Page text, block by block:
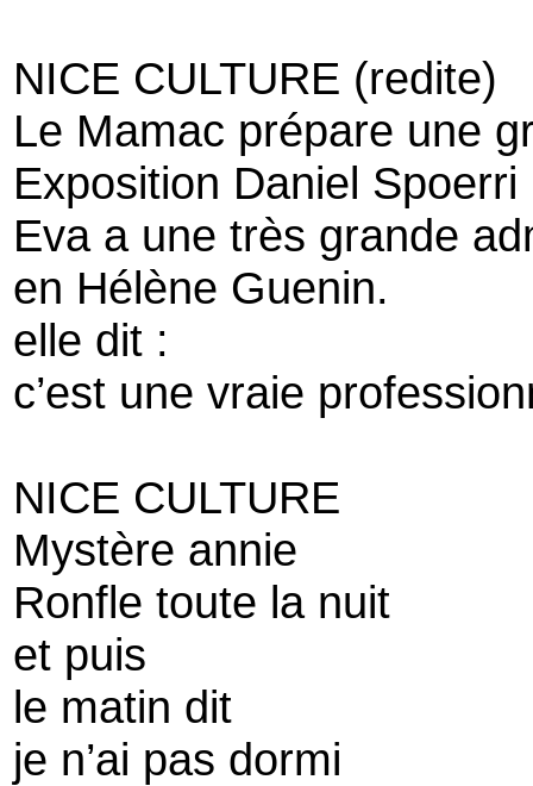
NICE CULTURE (redite)
Le Mamac prépare une
Exposition Daniel Spoerri
Eva a une très grande
en Hélène Guenin.
elle dit :
c’est une vraie
NICE CULTURE
Mystère annie
Ronfle toute la nuit
et puis
le matin dit
je n’ai pas dormi